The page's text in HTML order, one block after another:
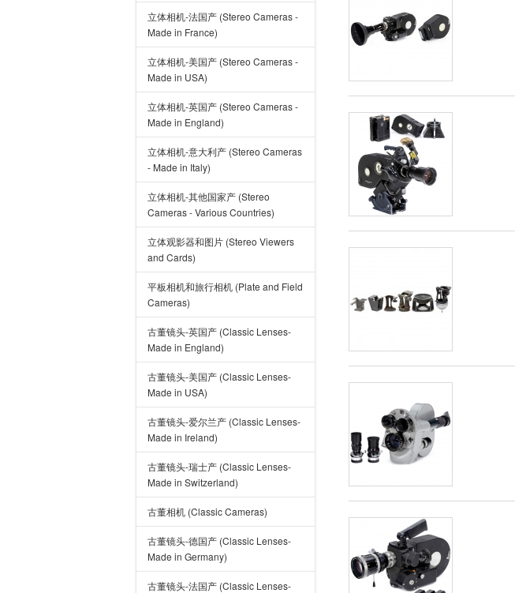
立体相机-法国产 (Stereo Cameras -
Made in France)
立体相机-美国产 (Stereo Cameras -
Made in USA)
立体相机-英国产 (Stereo Cameras -
Made in England)
立体相机-意大利产 (Stereo Cameras
- Made in Italy)
立体相机-其他国家产 (Stereo
Cameras - Various Countries)
立体观影器和图片 (Stereo Viewers
and Cards)
平板相机和旅行相机 (Plate and Field
Cameras)
古董镜头-英国产 (Classic Lenses-
Made in England)
古董镜头-美国产 (Classic Lenses-
Made in USA)
古董镜头-爱尔兰产 (Classic Lenses-
Made in Ireland)
古董镜头-瑞士产 (Classic Lenses-
Made in Switzerland)
古董相机 (Classic Cameras)
古董镜头-德国产 (Classic Lenses-
Made in Germany)
古董镜头-法国产 (Classic Lenses-